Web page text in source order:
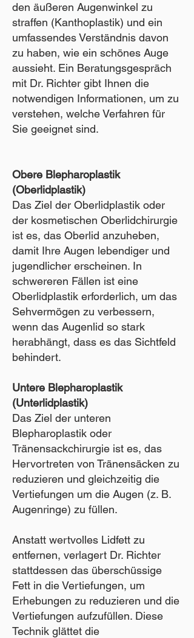
den äußeren Augenwinkel zu
straffen (Kanthoplastik) und ein
umfassendes Verständnis davon
zu haben, wie ein schönes Auge
aussieht. Ein Beratungsgespräch
mit Dr. Richter gibt Ihnen die
notwendigen Informationen, um zu
verstehen, welche Verfahren für
Sie geeignet sind.
Obere Blepharoplastik
(Oberlidplastik)
Das Ziel der Oberlidplastik oder
der kosmetischen Oberlidchirurgie
ist es, das Oberlid anzuheben,
damit Ihre Augen lebendiger und
jugendlicher erscheinen. In
schwereren Fällen ist eine
Oberlidplastik erforderlich, um das
Sehvermögen zu verbessern,
wenn das Augenlid so stark
herabhängt, dass es das Sichtfeld
behindert.
Untere Blepharoplastik
(Unterlidplastik)
Das Ziel der unteren
Blepharoplastik oder
Tränensackchirurgie ist es, das
Hervortreten von Tränensäcken zu
reduzieren und gleichzeitig die
Vertiefungen um die Augen (z. B.
Augenringe) zu füllen.
Anstatt wertvolles Lidfett zu
entfernen, verlagert Dr. Richter
stattdessen das überschüssige
Fett in die Vertiefungen, um
Erhebungen zu reduzieren und die
Vertiefungen aufzufüllen. Diese
Technik glättet die